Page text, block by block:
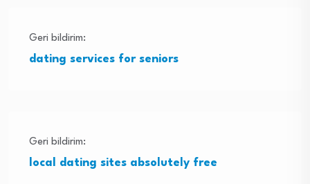
Geri bildirim:
dating services for seniors
Geri bildirim:
local dating sites absolutely free